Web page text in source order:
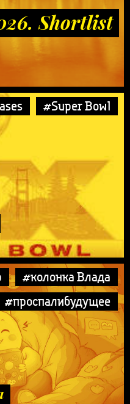
Shortlist
#Super Bowl
#колонка Влада
#проспалибудущее